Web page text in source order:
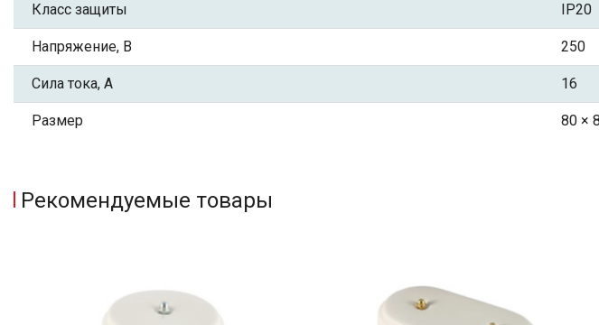
Класс защиты IP20
Напряжение, В 250
Сила тока, А 16
Размер 80 ×
Рекомендуемые товары